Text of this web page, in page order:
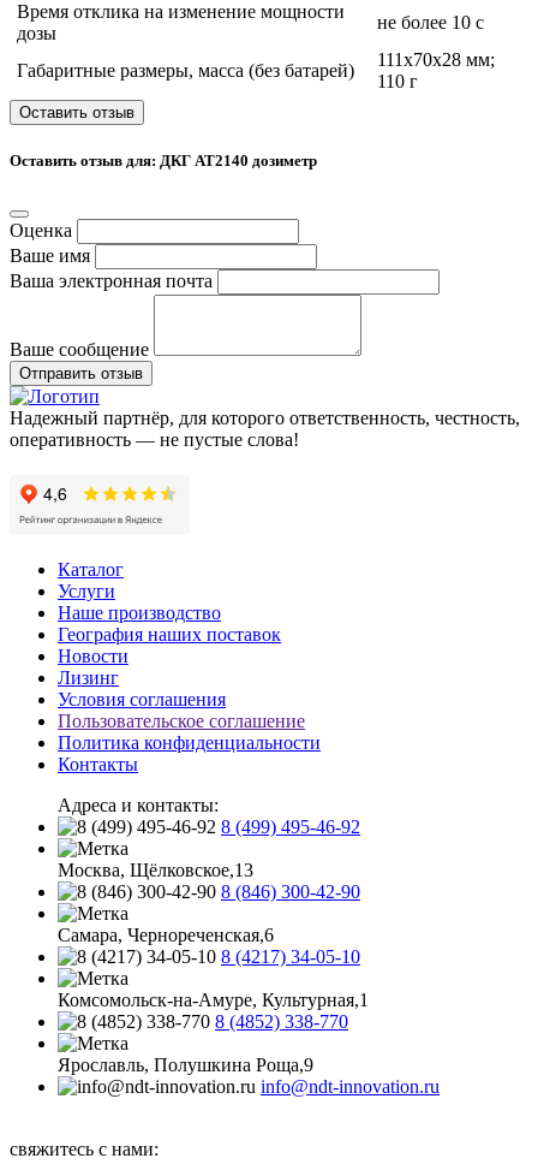
Время отклика на изменение мощности
дозы
не более 10 с
Габаритные размеры, масса (без батарей)
111x70x28 мм;
110 г
Оставить отзыв
Оставить отзыв для: ДКГ АТ2140 дозиметр
Оценка
Ваше имя
Ваша электронная почта
Ваше сообщение
Отправить отзыв
Надежный партнёр, для которого ответственность, честность,
оперативность — не пустые слова!
Каталог
Услуги
Наше производство
География наших поставок
Новости
Лизинг
Условия соглашения
Пользовательское соглашение
Политика конфиденциальности
Контакты
Адреса и контакты:
8 (499) 495-46-92
Москва, Щёлковское,13
8 (846) 300-42-90
Самара, Чернореченская,6
8 (4217) 34-05-10
Комсомольск-на-Амуре, Культурная,1
8 (4852) 338-770
Ярославль, Полушкина Роща,9
info@ndt-innovation.ru
свяжитесь с нами: